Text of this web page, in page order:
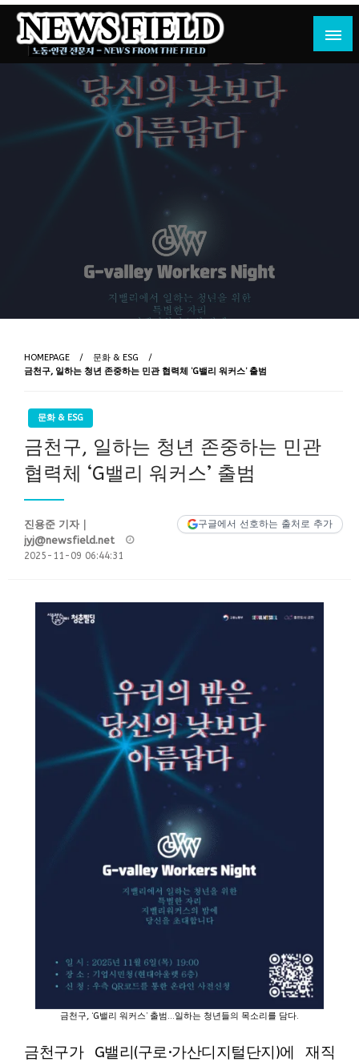
Skip
content
뉴스필드
노동·인권 전문지
HOMEPAGE
문화 & ESG
금천구, 일하는 청년 존중하는 민관 협력체 ‘G밸리 워커스’ 출범
문화 & ESG
금천구, 일하는 청년 존중하는 민관
협력체 ‘G밸리 워커스’ 출범
구글에서 선호하는 출처로 추가
진용준 기자｜
jyj@newsfield.net
2025-11-09 06:44:31
금천구, ‘G밸리 워커스’ 출범…일하는 청년들의 목소리를 담다.
금천구가 G밸리(구로·가산디지털단지)에 재직